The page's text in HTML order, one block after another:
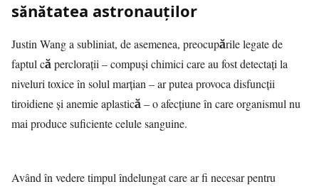
sănătatea astronauților
Justin Wang a subliniat, de asemenea, preocupările legate de
faptul că perclorații – compuși chimici care au fost detectați la
niveluri toxice în solul marțian – ar putea provoca disfuncții
tiroidiene și anemie aplastică – o afecțiune în care organismul nu
mai produce suficiente celule sanguine.
Având în vedere timpul îndelungat care ar fi necesar pentru